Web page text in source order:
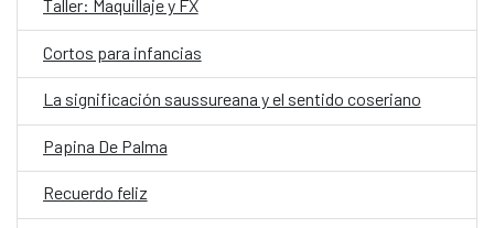
Taller: Maquillaje y FX
Cortos para infancias
La significación saussureana y el sentido coseriano
Papina De Palma
Recuerdo feliz